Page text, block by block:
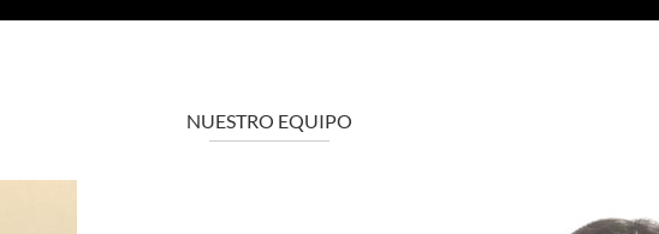
NUESTRO EQUIPO